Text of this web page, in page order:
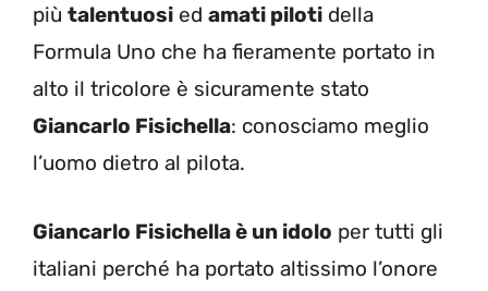
più talentuosi ed amati piloti della
Formula Uno che ha fieramente portato in
alto il tricolore è sicuramente stato
Giancarlo Fisichella: conosciamo meglio
l’uomo dietro al pilota.
Giancarlo Fisichella è un idolo per tutti gli
italiani perché ha portato altissimo l’onore